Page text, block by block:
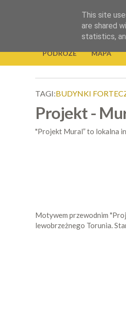
Okiem
PODRÓŻE MAPA
TAGI:BUDYNKI
Projekt -
"Projekt Mural” to lokalna
Motywem przewodnim
lewobrzeżnego Torunia.
This site
are shared
statistics,